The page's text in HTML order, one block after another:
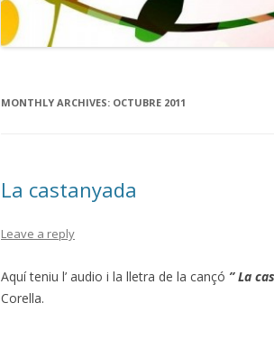
MONTHLY ARCHIVES: OCTUBRE 2011
La castanyada
Leave a reply
Aquí teniu l’ audio i la lletra de la cançó ” La
Corella.